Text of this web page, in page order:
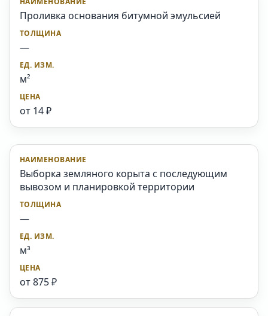
Проливка основания битумной эмульсией
—
м²
от 14 ₽
Выборка земляного корыта с последующим
вывозом и планировкой территории
—
м³
от 875 ₽